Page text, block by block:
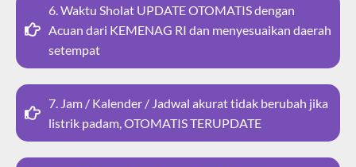
6. Waktu Sholat UPDATE OTOMATIS dengan
Acuan dari KEMENAG RI dan menyesuaikan daerah
setempat
7. Jam / Kalender / Jadwal akurat tidak berubah jika
listrik padam, OTOMATIS TERUPDATE